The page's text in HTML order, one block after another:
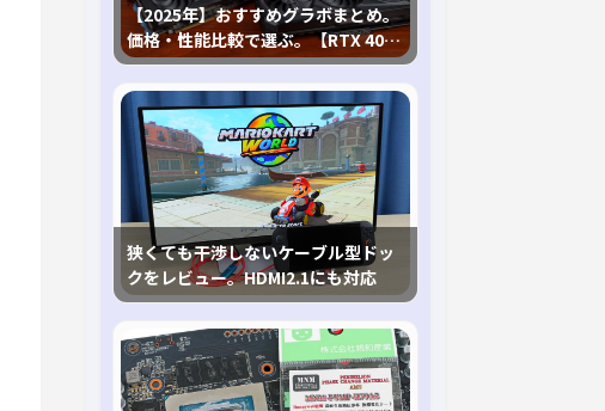
【2025年】おすすめグラボまとめ。
価格・性能比較で選ぶ。【RTX 40,
RX 7000各種に対応】
狭くても干渉しないケーブル型ドッ
クをレビュー。HDMI2.1にも対応